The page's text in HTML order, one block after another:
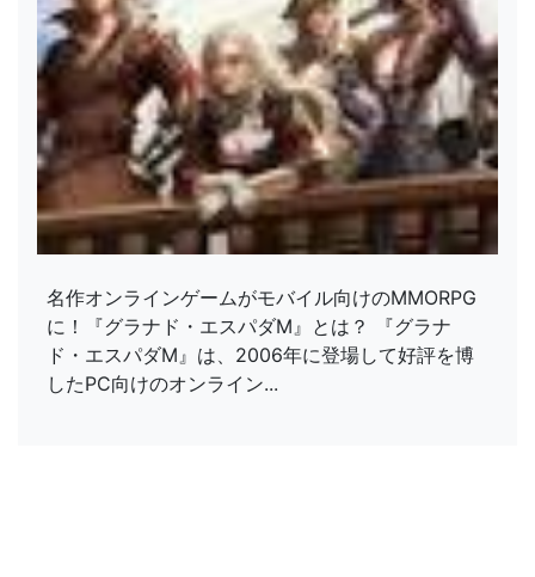
名作オンラインゲームがモバイル向けのMMORPG
に！『グラナド・エスパダM』とは？ 『グラナ
ド・エスパダM』は、2006年に登場して好評を博
したPC向けのオンライン...